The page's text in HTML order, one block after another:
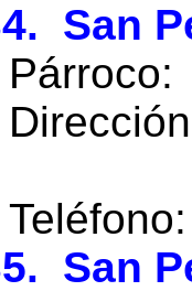
San
C.P.
San